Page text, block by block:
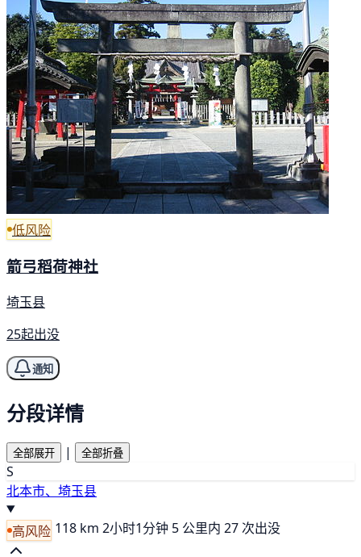
低风险
箭弓稻荷神社
埼玉县
25起出没
通知
分段详情
全部展开 | 全部折叠
S
北本市、埼玉县
高风险 118 km 2小时1分钟 5 公里内 27 次出没